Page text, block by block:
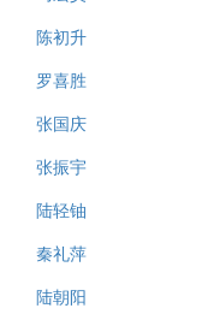
陈初升
罗喜胜
张国庆
张振宇
陆轻铀
秦礼萍
陆朝阳